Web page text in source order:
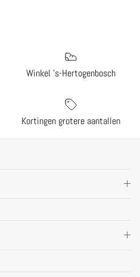
Winkel 's-Hertogenbosch
Kortingen grotere aantallen